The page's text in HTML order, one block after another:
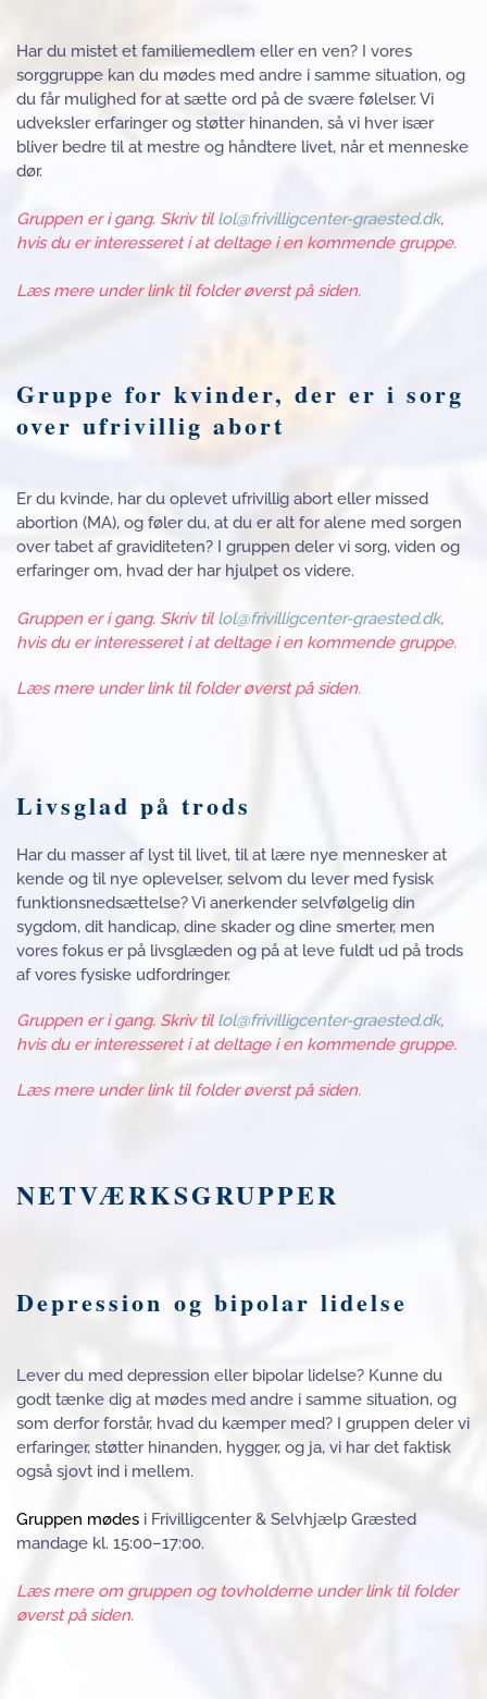
Har du mistet et familiemedlem eller en ven? I vores
sorggruppe kan du mødes med andre i samme situation, og
du får mulighed for at sætte ord på de svære følelser. Vi
udveksler erfaringer og støtter hinanden, så vi hver især
bliver bedre til at mestre og håndtere livet, når et menneske
dør.
Gruppen er i gang. Skriv til lol@frivilligcenter-graested.dk,
hvis du er interesseret i at deltage i en kommende gruppe.
Læs mere under link til folder øverst på siden.
Gruppe for kvinder, der er i sorg
over ufrivillig abort
Er du kvinde, har du oplevet ufrivillig abort eller missed
abortion (MA), og føler du, at du er alt for alene med sorgen
over tabet af graviditeten? I gruppen deler vi sorg, viden og
erfaringer om, hvad der har hjulpet os videre.
Gruppen er i gang. Skriv til lol@frivilligcenter-graested.dk,
hvis du er interesseret i at deltage i en kommende gruppe.
Læs mere under link til folder øverst på siden.
Livsglad på trods
Har du masser af lyst til livet, til at lære nye mennesker at
kende og til nye oplevelser, selvom du lever med fysisk
funktionsnedsættelse? Vi anerkender selvfølgelig din
sygdom, dit handicap, dine skader og dine smerter, men
vores fokus er på livsglæden og på at leve fuldt ud på trods
af vores fysiske udfordringer.
Gruppen er i gang. Skriv til lol@frivilligcenter-graested.dk,
hvis du er interesseret i at deltage i en kommende gruppe.
Læs mere under link til folder øverst på siden.
NETVÆRKSGRUPPER
Depression og bipolar lidelse
Lever du med depression eller bipolar lidelse? Kunne du
godt tænke dig at mødes med andre i samme situation, og
som derfor forstår, hvad du kæmper med? I gruppen deler vi
erfaringer, støtter hinanden, hygger, og ja, vi har det faktisk
også sjovt ind i mellem.
Gruppen mødes i Frivilligcenter & Selvhjælp Græsted
mandage kl. 15:00–17:00.
Læs mere om gruppen og tovholderne under link til folder
øverst på siden.